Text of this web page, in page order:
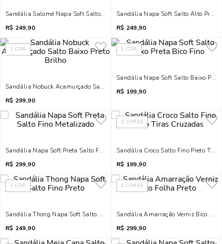
Sandália Salomé Napa Soft Salto Baixo Preto
R$ 249,90
Sandália Napa Soft Salto Alto Preto
R$ 249,90
1 COR
Sandália Nobuck Acamurçado Salto Baixo Preto Brilho
R$ 299,90
1 COR
Sandália Napa Soft Salto Baixo
R$ 199,90
Sandália Napa Soft Preta Salto Fino Metalizado
R$ 299,90
3 CORES
Sandália Croco Salto Fino Preto
R$ 199,90
1 COR
Sandália Thong Napa Soft Salto Fino Preto
R$ 249,90
2 CORES
Sandália Amarração Verniz Bico
R$ 299,90